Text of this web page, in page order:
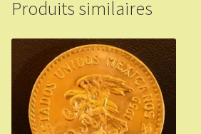
Produits similaires